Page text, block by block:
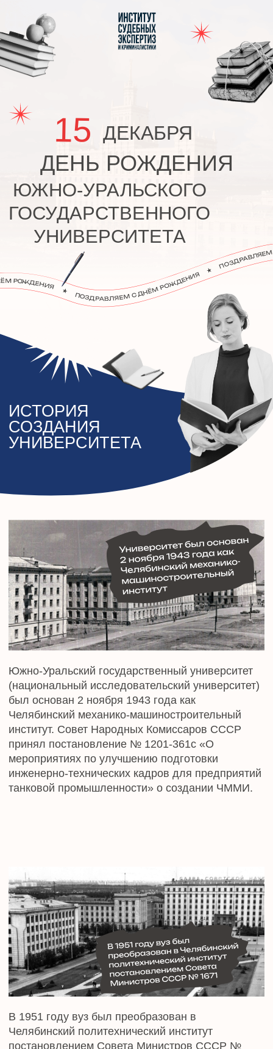
Вернуться на главную
ДЕНЬ РОЖДЕНИЯ
ЮЖНО-УРАЛЬСКОГО
ГОСУДАРСТВЕННОГО
УНИВЕРСИТЕТА
ИСТОРИЯ
СОЗДАНИЯ
Южно-Уральский государственный университет
(национальный исследовательский университет)
институт. Совет Народных Комиссаров СССР
принял постановление № 1201-361с «О
мероприятиях по улучшению подготовки
инженерно-технических кадров для предприятий
танковой промышленности» о создании ЧММИ.
В 1951 году вуз был преобразован в
Челябинский политехнический институт
постановлением Совета Министров СССР №
1671 об организации ЧПИ на базе ЧММИ путем
механизации и электрификации сельского
хозяйства (ЧИМЭСХ).
государственный технический университет
(ЧГТУ).
18 ноября 1997 года Приказом Министерства
общего и профессионального образования РФ №
2307 ЧГТУ переименован в Южно-Уральский
государственный университет.
В апреле 2010 года вузу присвоена категория
университет».